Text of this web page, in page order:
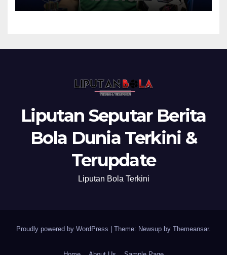
Liputan Seputar Berita
Bola Dunia Terkini &
Terupdate
Liputan Bola Terkini
Proudly powered by WordPress Theme: Newsup by Themeansar.